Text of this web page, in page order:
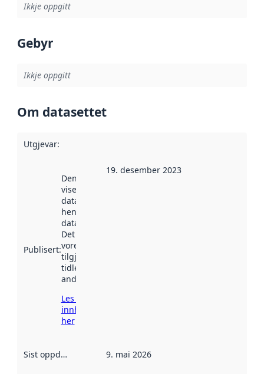
Ikkje oppgitt
Gebyr
Ikkje oppgitt
Om datasettet
Utgjevar:
Publisert:
Denne datoen
viser når
datasettet vart
henta inn av
data.norge.no.
Det kan ha
vore
tilgjengeleg
tidlegare
andre stader.
Les meir om
innhenting
her
19. desember 2023
Sist oppdatert 9. mai 2026